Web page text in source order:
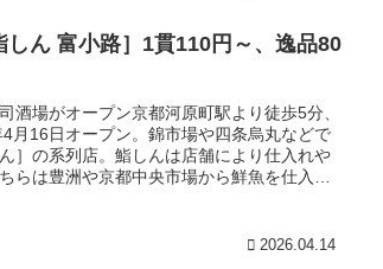
しん 富小路］1貫110円～、逸品80
酒場がオープン京都河原町駅より徒歩5分、
月16日オープン。錦市場や四条烏丸などで
］の系列店。鮨しんは店舗により仕入れや
らは豊洲や京都中央市場から鮮魚を仕入れ1
2026.04.14